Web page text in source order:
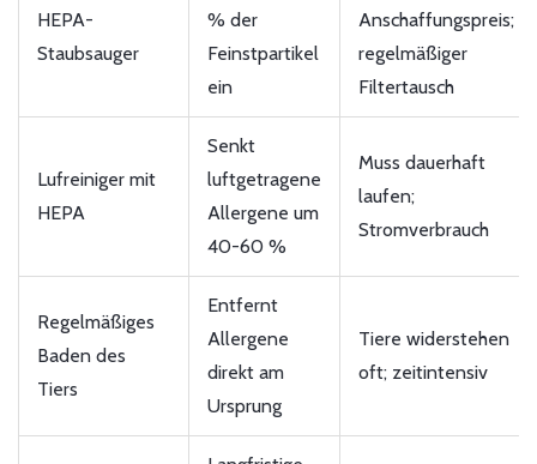
HEPA-
Staubsauger
% der
Feinstpartikel
ein
Anschaffungspreis;
regelmäßiger
Filtertausch
Lufreiniger mit
HEPA
Senkt
luftgetragene
Allergene um
40-60 %
Muss dauerhaft
laufen;
Stromverbrauch
Regelmäßiges
Baden des
Tiers
Entfernt
Allergene
direkt am
Ursprung
Tiere widerstehen
oft; zeitintensiv